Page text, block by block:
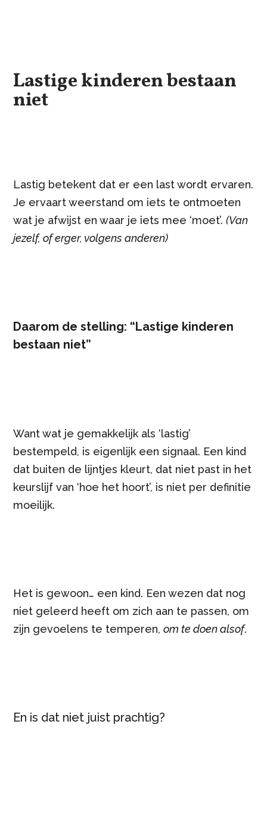
Lastige kinderen bestaan
niet
Lastig betekent dat er een last wordt ervaren.
Je ervaart weerstand om iets te ontmoeten
wat je afwijst en waar je iets mee ‘moet’.(Van
jezelf, of erger, volgens anderen)
Daarom de stelling: “Lastige kinderen
bestaan niet”
Want wat je gemakkelijk als ‘lastig’
bestempeld, is eigenlijk een signaal. Een kind
dat buiten de lijntjes kleurt, dat niet past in het
keurslijf van ‘hoe het hoort’, is niet per definitie
moeilijk.
Het is gewoon… een kind. Een wezen dat nog
niet geleerd heeft om zich aan te passen, om
zijn gevoelens te temperen,om te doen alsof.
En is dat niet juist prachtig?